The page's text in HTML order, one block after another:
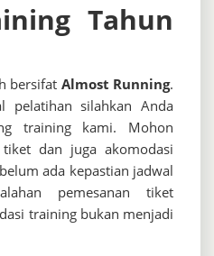
Tahun
bersifat Almost Running.
pelatihan silahkan Anda
training kami. Mohon
dan juga akomodasi
ada kepastian jadwal
pemesanan tiket
training bukan menjadi